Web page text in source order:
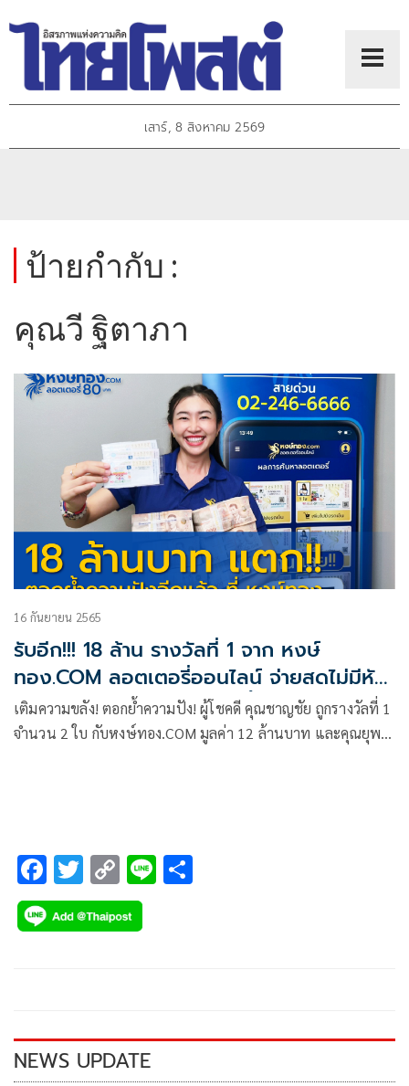
เสาร์, 8 สิงหาคม 2569
ป้ายกำกับ :
คุณวี ฐิตาภา
16 กันยายน 2565
รับอีก!!! 18 ล้าน รางวัลที่ 1 จาก หงษ์
ทอง.COM ลอตเตอรี่ออนไลน์ จ่ายสดไม่มีหัก
พร้อมผู้โชคดีถูกรางวัลงวดนี้รวมกว่า 100
ล้านบาท
เติมความขลัง! ตอกย้ำความปัง! ผู้โชคดี คุณชาญชัย ถูกรางวัลที่ 1
จำนวน 2 ใบ กับหงษ์ทอง.COM มูลค่า 12 ล้านบาท และคุณยุพา
F
ac
e
k
T
wi
tt
C
o
p
k
Li
NEWS UPDATE